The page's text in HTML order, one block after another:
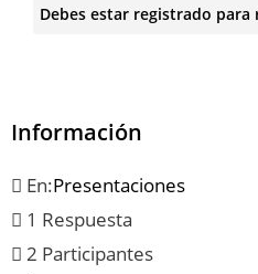
Debes estar registrado
Información
En:Presentaciones
1 Respuesta
2 Participantes